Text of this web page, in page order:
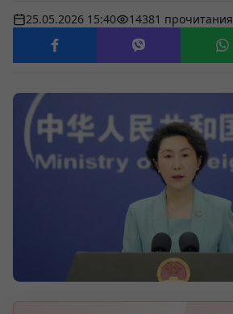
25.05.2026 15:40 14381 прочитания